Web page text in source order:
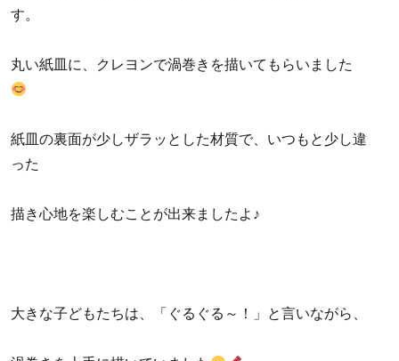
す。
丸い紙皿に、クレヨンで渦巻きを描いてもらいました
紙皿の裏面が少しザラッとした材質で、いつもと少し違
った
描き心地を楽しむことが出来ましたよ♪
大きな子どもたちは、「ぐるぐる～！」と言いながら、